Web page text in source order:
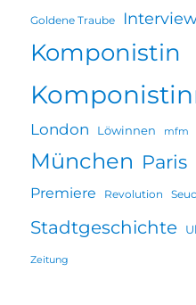
Goldene Traube
Komponistin
London Löwinnen mfm
München Paris
Premiere Revolution
Stadtgeschichte
Zeitung